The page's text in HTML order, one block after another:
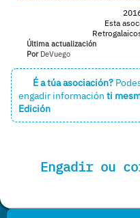
Esta
Última actualización
PorDeVuego
É a túa asociación?
engadir información ti
Edición
Engadir ou